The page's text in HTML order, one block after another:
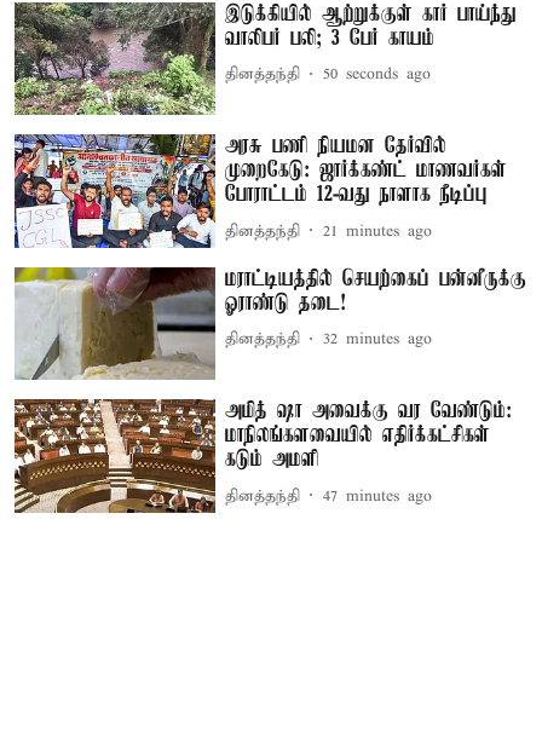
இடுக்கியில் ஆற்றுக்குள் கார் பாய்ந்து
வாலிபர் பலி; 3 பேர் காயம்
தினத்தந்தி 52 seconds ago
அரசு பணி நியமன தேர்வில்
முறைகேடு: ஜார்க்கண்ட் மாணவர்கள்
போராட்டம் 12-வது நாளாக நீடிப்பு
தினத்தந்தி 21 minutes ago
மராட்டியத்தில் செயற்கைப் பன்னீருக்கு
ஓராண்டு தடை!
தினத்தந்தி 32 minutes ago
அமித் ஷா அவைக்கு வர வேண்டும்:
மாநிலங்களவையில் எதிர்க்கட்சிகள்
கடும் அமளி
தினத்தந்தி 47 minutes ago